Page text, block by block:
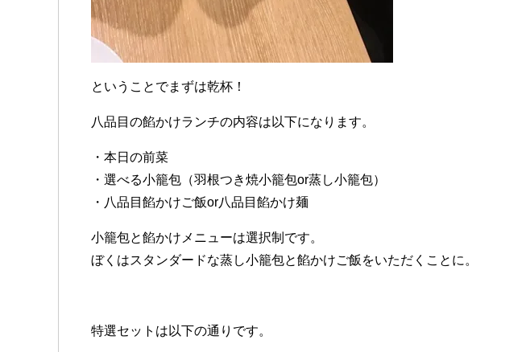
ということでまずは乾杯！
八品目の餡かけランチの内容は以下になります。
・本日の前菜
・選べる小籠包（羽根つき焼小籠包or蒸し小籠包）
・八品目餡かけご飯or八品目餡かけ麺
小籠包と餡かけメニューは選択制です。
ぼくはスタンダードな蒸し小籠包と餡かけご飯をいただくことに。
特選セットは以下の通りです。